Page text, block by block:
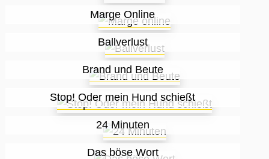
Marge Online
Ballverlust
Brand und Beute
Stop! Oder mein Hund schießt
24 Minuten
Das böse Wort